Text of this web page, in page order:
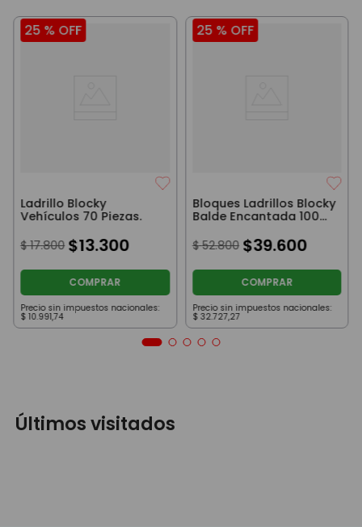
25 % OFF
Ladrillo Blocky
Vehículos 70 Piezas.
$ 17.800 $13.300
COMPRAR
Precio sin impuestos nacionales:
$ 10.991,74
25 % OFF
Bloques Ladrillos Blocky
Balde Encantada 100
$ 52.800 $39.600
COMPRAR
Precio sin impuestos nacionales:
$ 32.727,27
Últimos visitados